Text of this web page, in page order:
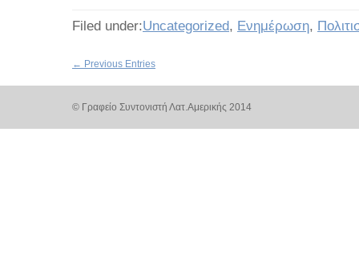
Filed under:Uncategorized, Ενημέρωση,
← Previous Entries
© Γραφείο Συντονιστή Λατ.Αμερικής 2014